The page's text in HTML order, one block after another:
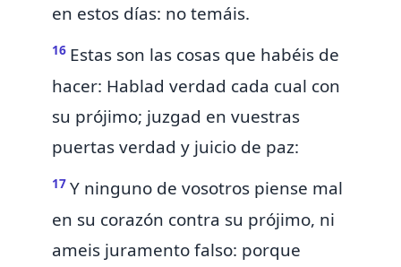
en estos días: no temáis.
16 Estas son las cosas que habéis de
hacer: Hablad verdad cada cual con
su prójimo; juzgad en vuestras
puertas verdad y juicio de paz:
17 Y ninguno de vosotros piense mal
en su corazón contra su prójimo, ni
ameis juramento falso: porque